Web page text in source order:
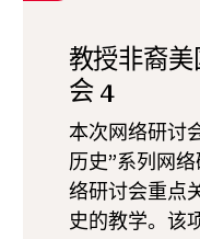
教授非裔
会 4
本次网络研讨
历史”系列网
络研讨会重点
史的教学。该